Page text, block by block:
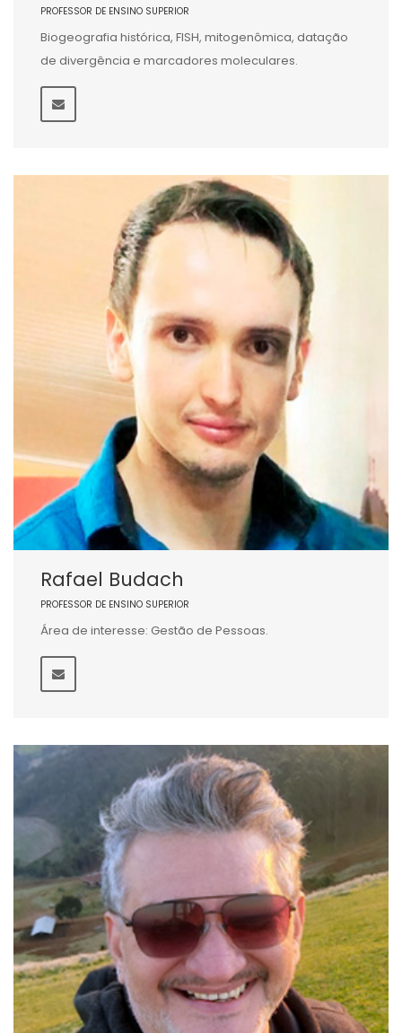
PROFESSOR DE ENSINO SUPERIOR
Biogeografia histórica, FISH, mitogenômica, datação
de divergência e marcadores moleculares.
Rafael Budach
PROFESSOR DE ENSINO SUPERIOR
Área de interesse: Gestão de Pessoas.